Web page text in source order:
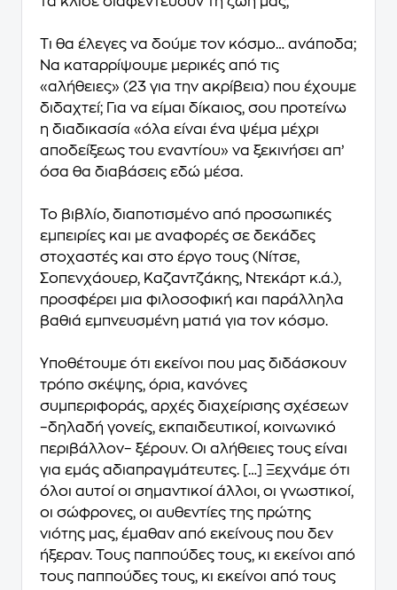
Τι θα έλεγες να δούμε τον κόσμο… ανάποδα;
Να καταρρίψουμε μερικές από τις
«αλήθειες» (23 για την ακρίβεια) που έχουμε
διδαχτεί; Για να είμαι δίκαιος, σου προτείνω
η διαδικασία «όλα είναι ένα ψέμα μέχρι
αποδείξεως του εναντίου» να ξεκινήσει απ’
όσα θα διαβάσεις εδώ μέσα.
Το βιβλίο, διαποτισμένο από προσωπικές
εμπειρίες και με αναφορές σε δεκάδες
στοχαστές και στο έργο τους (Νίτσε,
Σοπενχάουερ, Καζαντζάκης, Ντεκάρτ κ.ά.),
προσφέρει μια φιλοσοφική και παράλληλα
βαθιά εμπνευσμένη ματιά για τον κόσμο.
Υποθέτουμε ότι εκείνοι που μας διδάσκουν
τρόπο σκέψης, όρια, κανόνες
συμπεριφοράς, αρχές διαχείρισης σχέσεων
–δηλαδή γονείς, εκπαιδευτικοί, κοινωνικό
περιβάλλον– ξέρουν. Οι αλήθειες τους είναι
για εμάς αδιαπραγμάτευτες. […] Ξεχνάμε ότι
όλοι αυτοί οι σημαντικοί άλλοι, οι γνωστικοί,
οι σώφρονες, οι αυθεντίες της πρώτης
νιότης μας, έμαθαν από εκείνους που δεν
ήξεραν. Τους παππούδες τους, κι εκείνοι από
τους παππούδες τους, κι εκείνοι από τους